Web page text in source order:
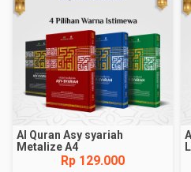
Al Quran Asy syariah
Metalize A4
Rp 129.000